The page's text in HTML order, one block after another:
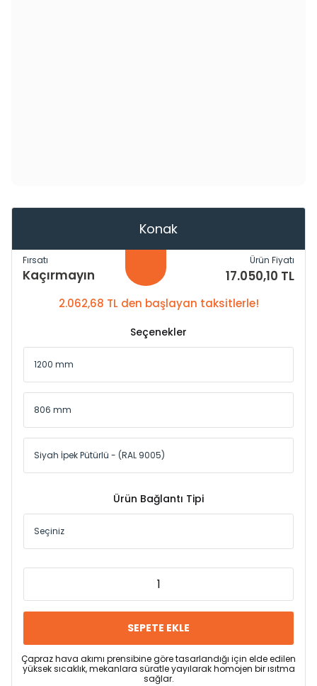
Konak
Fırsatı
Kaçırmayın
Ürün Fiyatı
17.050,10 TL
2.062,68 TL den başlayan taksitlerle!
Seçenekler
Ürün Bağlantı Tipi
SEPETE EKLE
Çapraz hava akımı prensibine göre tasarlandığı için elde edilen
yüksek sıcaklık, mekanlara süratle yayılarak homojen bir ısıtma
sağlar.